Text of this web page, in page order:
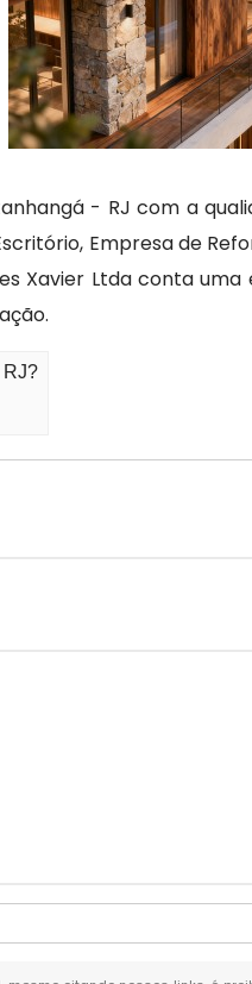
- RJ com a
Empresa de
Xavier Ltda conta uma
RJ?